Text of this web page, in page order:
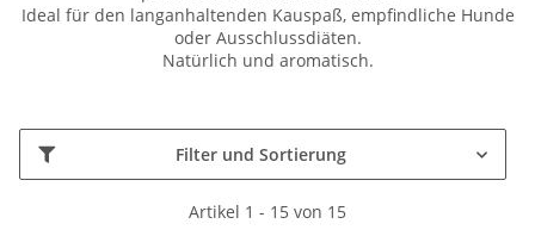
Ideal für den langanhaltenden Kauspaß, empfindliche Hunde
oder Ausschlussdiäten.
Natürlich und aromatisch.
Filter und Sortierung
Artikel 1 - 15 von 15